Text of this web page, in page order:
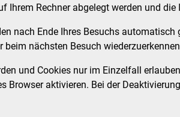
Rechner abgelegt werden und die
nach Ende Ihres Besuchs
beim nächsten Besuch
und Cookies nur im Einzelfall
aktivieren. Bei der